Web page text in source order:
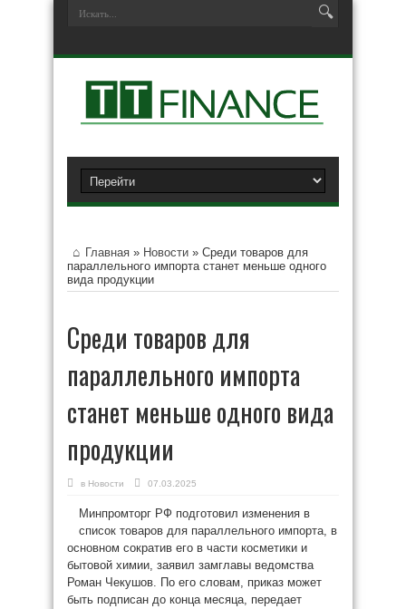
Главная » Новости » Среди товаров для
параллельного импорта станет меньше одного
вида продукции
Среди товаров для
параллельного импорта
станет меньше одного вида
продукции
в Новости 07.03.2025
Минпромторг РФ подготовил изменения в
список товаров для параллельного импорта, в
основном сократив его в части косметики и
бытовой химии, заявил замглавы ведомства
Роман Чекушов. По его словам, приказ может
быть подписан до конца месяца, передает